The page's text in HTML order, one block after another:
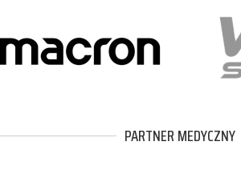
PARTNER MEDYCZNY